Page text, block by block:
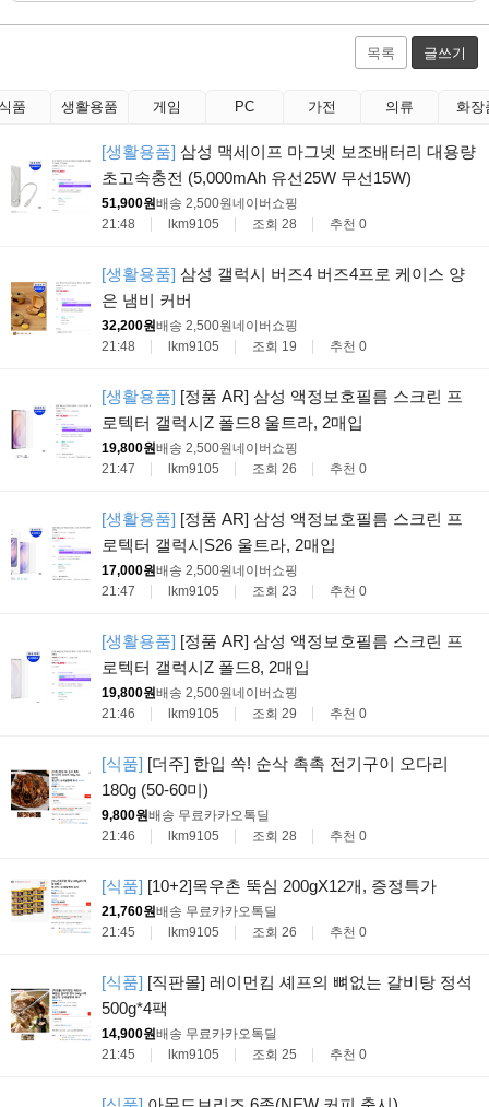
목록 글쓰기
품 생활용품 게임 PC 가전 의류 화장
[생활용품] 삼성 맥세이프 마그넷 보조배터리 대용량
초고속충전 (5,000mAh 유선25W 무선15W)
51,900원배송 2,500원네이버쇼핑
21:48
lkm9105 조회 28 추천 0
[생활용품] 삼성 갤럭시 버즈4 버즈4프로 케이스 양
은 냄비 커버
32,200원배송 2,500원네이버쇼핑
21:48
lkm9105 조회 19 추천 0
[생활용품] [정품 AR] 삼성 액정보호필름 스크린 프
로텍터 갤럭시Z 폴드8 울트라, 2매입
19,800원배송 2,500원네이버쇼핑
21:47
lkm9105 조회 26 추천 0
[생활용품] [정품 AR] 삼성 액정보호필름 스크린 프
로텍터 갤럭시S26 울트라, 2매입
17,000원배송 2,500원네이버쇼핑
21:47
lkm9105 조회 23 추천 0
[생활용품] [정품 AR] 삼성 액정보호필름 스크린 프
로텍터 갤럭시Z 폴드8, 2매입
19,800원배송 2,500원네이버쇼핑
21:46
lkm9105 조회 29 추천 0
[식품] [더주] 한입 쏙! 순삭 촉촉 전기구이 오다리
180g (50-60미)
9,800원배송 무료카카오톡딜
21:46
lkm9105 조회 28 추천 0
[식품] [10+2]목우촌 뚝심 200gX12개, 증정특가
21,760원배송 무료카카오톡딜
21:45
lkm9105 조회 26 추천 0
[식품] [직판몰] 레이먼킴 셰프의 뼈없는 갈비탕 정석
500g*4팩
14,900원배송 무료카카오톡딜
21:45
lkm9105 조회 25 추천 0